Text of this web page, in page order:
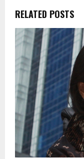
RELATED POSTS